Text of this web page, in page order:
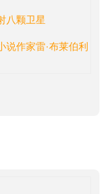
八颗卫星
作家雷·布莱伯利